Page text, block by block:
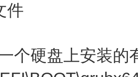
件
个硬盘上安装的